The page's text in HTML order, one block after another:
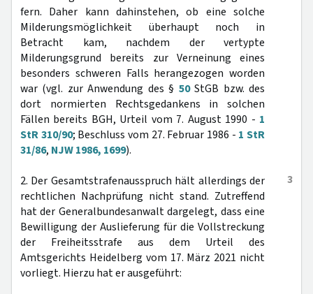
fern. Daher kann dahinstehen, ob eine solche
Milderungsmöglichkeit überhaupt noch in
Betracht kam, nachdem der vertypte
Milderungsgrund bereits zur Verneinung eines
besonders schweren Falls herangezogen worden
war (vgl. zur Anwendung des § 50StGB bzw. des
dort normierten Rechtsgedankens in solchen
Fällen bereits BGH, Urteil vom 7. August 1990 - 1
StR 310/90; Beschluss vom 27. Februar 1986 - 1 StR
31/86, NJW 1986, 1699).
3
2. Der Gesamtstrafenausspruch hält allerdings der
rechtlichen Nachprüfung nicht stand. Zutreffend
hat der Generalbundesanwalt dargelegt, dass eine
Bewilligung der Auslieferung für die Vollstreckung
der Freiheitsstrafe aus dem Urteil des
Amtsgerichts Heidelberg vom 17. März 2021 nicht
vorliegt. Hierzu hat er ausgeführt: